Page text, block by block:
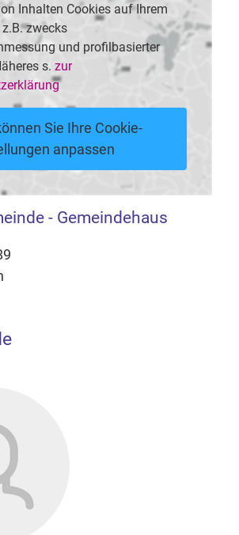
Inhalten Cookies auf Ihrem
zwecks
und profilbasierter
s. zur
Sie Ihre Cookie-
anpassen
- Gemeindehaus